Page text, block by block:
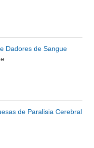
Dadores de Sangue
de Paralisia Cerebral